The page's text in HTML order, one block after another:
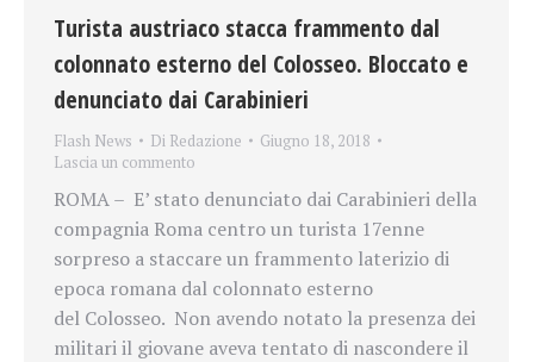
Turista austriaco stacca frammento dal
colonnato esterno del Colosseo. Bloccato e
denunciato dai Carabinieri
Flash News Di Redazione
Giugno 18, 2018
Lascia un commento
ROMA – E’ stato denunciato dai Carabinieri della
compagnia Roma centro un turista 17enne
sorpreso a staccare un frammento laterizio di
epoca romana dal colonnato esterno
del Colosseo. Non avendo notato la presenza dei
militari il giovane aveva tentato di nascondere il